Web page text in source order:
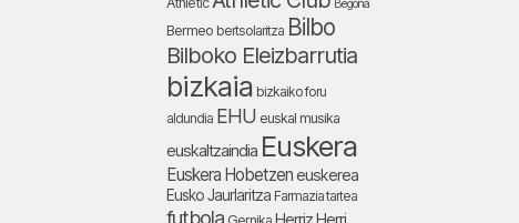
Begoña
Bermeo bertsolaritza Bilbo
Bilboko Eleizbarrutia
bizkaia bizkaiko foru
aldundia EHU euskal musika
euskaltzaindia Euskera
Euskera Hobetzeneuskerea
Eusko Jaurlaritza Farmazia tartea
futbola